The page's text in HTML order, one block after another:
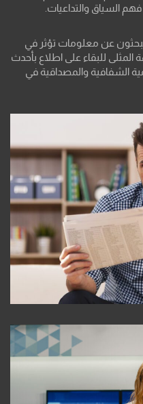
السياق والتداعيات.
تبحثون عن معلومات تؤثر في
المثلى للبقاء على اطلاع بأحدث
الشفافية والمصداقية في